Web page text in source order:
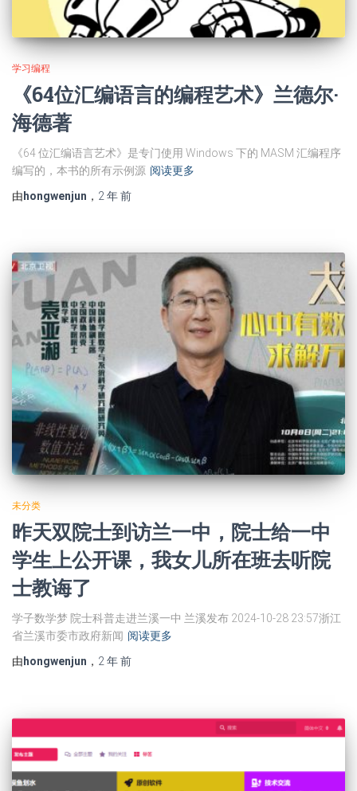
学习编程
《64位汇编语言的编程艺术》兰德尔·
海德著
《64 位汇编语言艺术》是专门使用 Windows 下的 MASM 汇编程序
编写的，本书的所有示例源 阅读更多
由 hongwenjun ， 2 年前
未分类
昨天双院士到访兰一中，院士给一中
学生上公开课，我女儿所在班去听院
士教诲了
学子数学梦 院士科普走进兰溪一中 兰溪发布 2024-10-28 23:57浙江
省兰溪市委市政府新闻 阅读更多
由 hongwenjun ， 2 年前